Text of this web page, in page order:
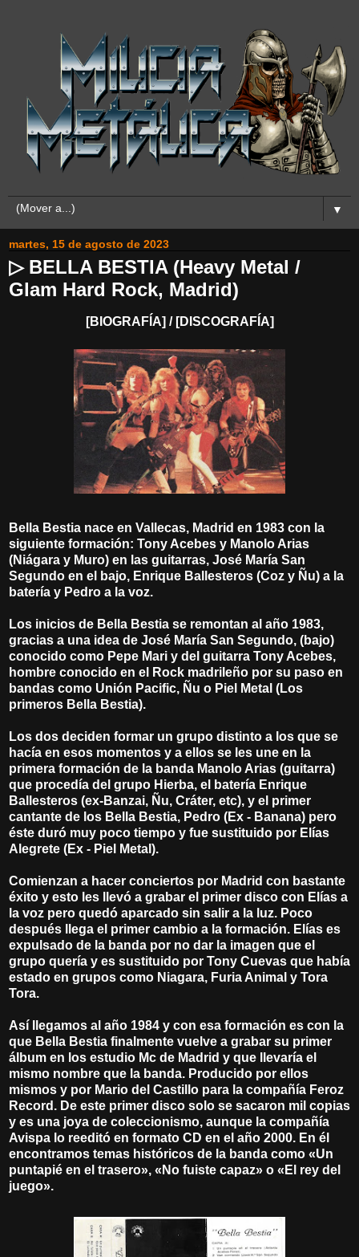
▼
martes, 15 de agosto de 2023
▷ BELLA BESTIA (Heavy Metal /
Glam Hard Rock, Madrid)
[BIOGRAFÍA] / [DISCOGRAFÍA]
Bella Bestia nace en Vallecas, Madrid en 1983 con la
siguiente formación: Tony Acebes y Manolo Arias
(Niágara y Muro) en las guitarras, José María San
Segundo en el bajo, Enrique Ballesteros (Coz y Ñu) a la
batería y Pedro a la voz.
Los inicios de Bella Bestia se remontan al año 1983,
gracias a una idea de José María San Segundo, (bajo)
conocido como Pepe Mari y del guitarra Tony Acebes,
hombre conocido en el Rock madrileño por su paso en
bandas como Unión Pacific, Ñu o Piel Metal (Los
primeros Bella Bestia).
Los dos deciden formar un grupo distinto a los que se
hacía en esos momentos y a ellos se les une en la
primera formación de la banda Manolo Arias (guitarra)
que procedía del grupo Hierba, el batería Enrique
Ballesteros (ex-Banzai, Ñu, Cráter, etc), y el primer
cantante de los Bella Bestia, Pedro (Ex - Banana) pero
éste duró muy poco tiempo y fue sustituido por Elías
Alegrete (Ex - Piel Metal).
Comienzan a hacer conciertos por Madrid con bastante
éxito y esto les llevó a grabar el primer disco con Elías a
la voz pero quedó aparcado sin salir a la luz. Poco
después llega el primer cambio a la formación. Elías es
expulsado de la banda por no dar la imagen que el
grupo quería y es sustituido por Tony Cuevas que había
estado en grupos como Niagara, Furia Animal y Tora
Tora.
Así llegamos al año 1984 y con esa formación es con la
que Bella Bestia finalmente vuelve a grabar su primer
álbum en los estudio Mc de Madrid y que llevaría el
mismo nombre que la banda. Producido por ellos
mismos y por Mario del Castillo para la compañía Feroz
Record. De este primer disco solo se sacaron mil copias
y es una joya de coleccionismo, aunque la compañía
Avispa lo reeditó en formato CD en el año 2000. En él
encontramos temas históricos de la banda como «Un
puntapié en el trasero», «No fuiste capaz» o «El rey del
juego».